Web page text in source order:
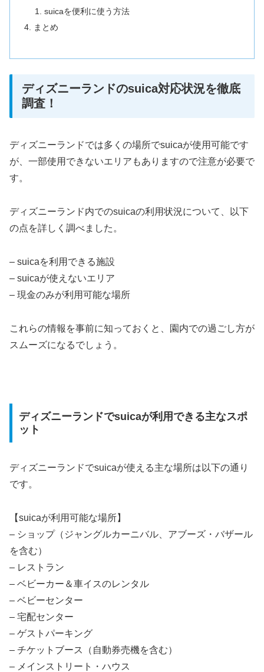
suicaを便利に使う方法
まとめ
ディズニーランドのsuica対応状況を徹底
調査！
ディズニーランドでは多くの場所でsuicaが使用可能です
が、一部使用できないエリアもありますので注意が必要で
す。
ディズニーランド内でのsuicaの利用状況について、以下
の点を詳しく調べました。
– suicaを利用できる施設
– suicaが使えないエリア
– 現金のみが利用可能な場所
これらの情報を事前に知っておくと、園内での過ごし方が
スムーズになるでしょう。
ディズニーランドでsuicaが利用できる主なスポ
ット
ディズニーランドでsuicaが使える主な場所は以下の通り
です。
【suicaが利用可能な場所】
– ショップ（ジャングルカーニバル、アブーズ・バザール
を含む）
– レストラン
– ベビーカー＆車イスのレンタル
– ベビーセンター
– 宅配センター
– ゲストパーキング
– チケットブース（自動券売機を含む）
– メインストリート・ハウス